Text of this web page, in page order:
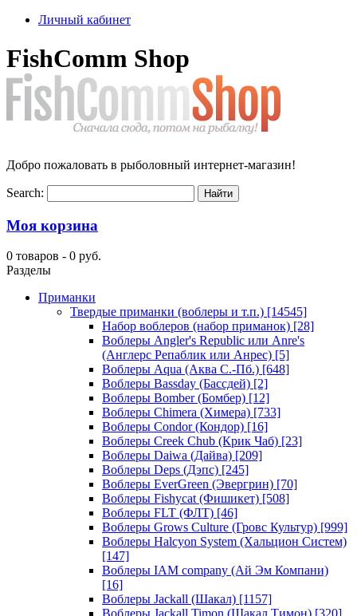
Личный кабинет
FishComm Shop
Добро пожаловать в рыболовный интернет-магазин!
Search:
Моя корзина
0 товаров - 0 руб.
Разделы
Приманки
Твердые приманки (воблеры и т.п.) [14545]
Набор воблеров (набор приманок) [28]
Воблеры Angler's Republic или Anre's
(Англерс Репаблик или Анрес) [5]
Воблеры Aqua (Аква С.-Пб.) [648]
Воблеры Bassday (Бассдей) [2]
Воблеры Bomber (Бомбер) [12]
Воблеры Chimera (Химера) [733]
Воблеры Condor (Кондор) [16]
Воблеры Creek Chub (Крик Чаб) [23]
Воблеры Daiwa (Дайва) [209]
Воблеры Deps (Дэпс) [245]
Воблеры EverGreen (Эвергрин) [70]
Воблеры Fishycat (Фишикет) [508]
Воблеры FLT (ФЛТ) [46]
Воблеры Grows Culture (Гровс Культур) [999]
Воблеры Halcyon System (Хальцион Систем)
[147]
Воблеры IAM company (Ай Эм Компани)
[16]
Воблеры Jackall (Шакал) [1157]